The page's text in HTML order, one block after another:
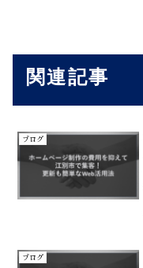
関連記事
ブログ
ブログ